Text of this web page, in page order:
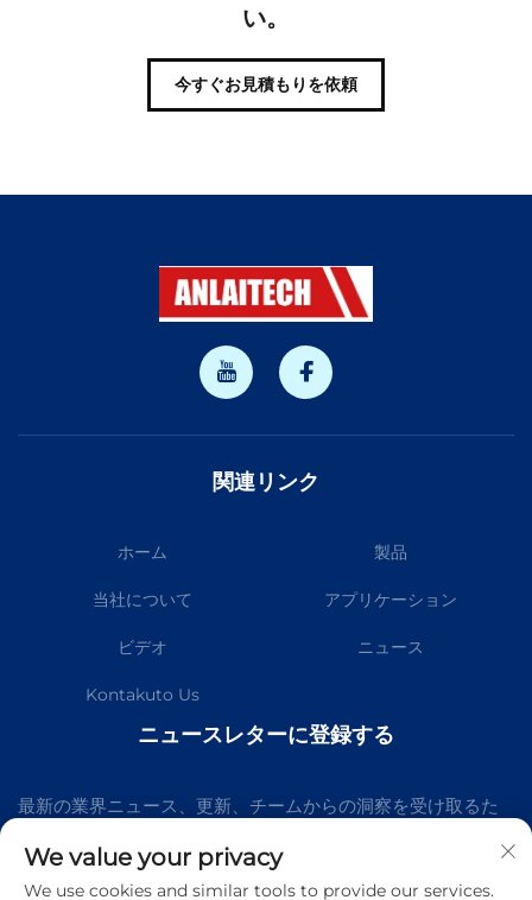
い。
今すぐお見積もりを依頼
関連リンク
ホーム 製品
当社について アプリケーション
ビデオ ニュース
Kontakuto Us
ニュースレターに登録する
最新の業界ニュース、更新、チームからの洞察を受け取るた
めに、私たちのニュースレターにご参加ください。
We value your privacy
We use cookies and similar tools to provide our services.